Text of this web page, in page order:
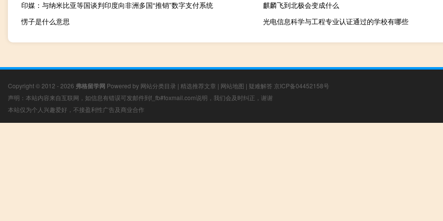
印媒：与纳米比亚等国谈判印度向非洲多国“推销”数字支付系统
麒麟飞到北极会变成什么
愣子是什么意思
光电信息科学与工程专业认证通过的学校有哪些
Copyright © 2012 - 2026 弗格留学网 Powered by 网站分类目录 | 精选推荐文章 | 网站地图 | 疑难解答 京ICP备04452158号
声明：本站内容来自互联网，如信息有错误可发邮件到f_fb#foxmail.com说明，我们会及时纠正，谢谢
本站仅为个人兴趣爱好，不接盈利性广告及商业合作